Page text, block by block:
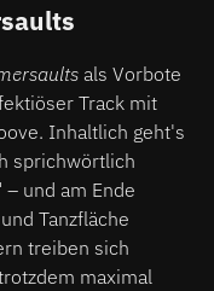
als Vorbote
Track mit
Inhaltlich geht's
sprichwörtlich
und am Ende
Tanzfläche
treiben sich
maximal